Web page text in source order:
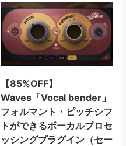
【85%OFF】
Waves「Vocal bender」
フォルマント・ピッチシフ
トができるボーカルプロセ
ッシングプラグイン（セー